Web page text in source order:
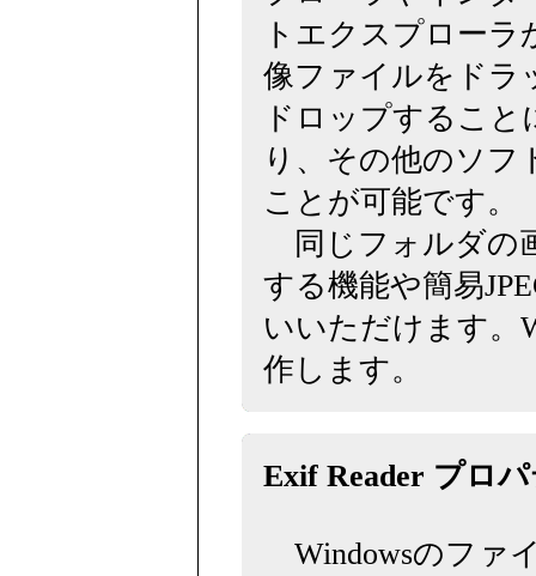
トエクスプローラ
像ファイルをドラ
ドロップするこ
り、その他のソフ
ことが可能です。
同じフォルダの
する機能や簡易
いいただけます。
作します。
Exif Reader プロ
Windowsのファ